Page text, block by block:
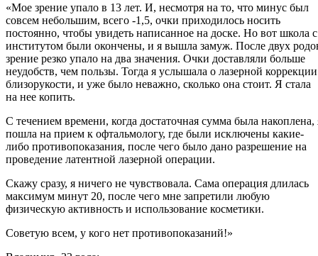
«Мое зрение упало в 13 лет. И, несмотря на то, что минус был
совсем небольшим, всего -1,5, очки приходилось носить
постоянно, чтобы увидеть написанное на доске. Но вот школа с
институтом были окончены, и я вышла замуж. После двух
зрение резко упало на два значения. Очки доставляли больше
неудобств, чем пользы. Тогда я услышала о лазерной коррекции
близорукости, и уже было неважно, сколько она стоит. Я стала
на нее копить.
С течением времени, когда достаточная сумма была накоплена,
пошла на прием к офтальмологу, где были исключены какие-
либо противопоказания, после чего было дано разрешение на
проведение латентной лазерной операции.
Скажу сразу, я ничего не чувствовала. Сама операция длилась
максимум минут 20, после чего мне запретили любую
физическую активность и использование косметики.
Советую всем, у кого нет противопоказаний!»